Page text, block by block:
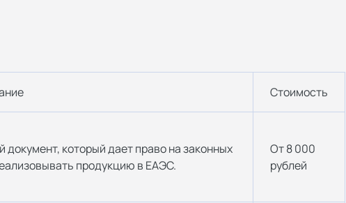
Стоимость
документ, который дает право на законных
продукцию в ЕАЭС.
От 8 000
рублей